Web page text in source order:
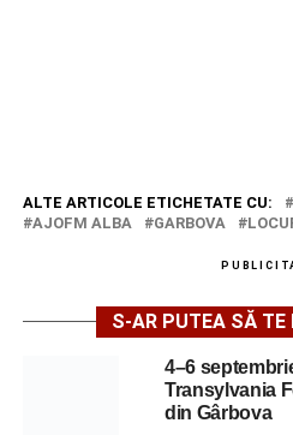
ALTE ARTICOLE ETICHETATE CU:
AJOFM ALBA
GARBOVA
S-AR PUTEA SĂ TE
4–6
Transylvania
din Gârbova